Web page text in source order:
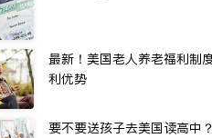
最新！美国老人养老福利制
利优势
要不要送孩子去美国读高中